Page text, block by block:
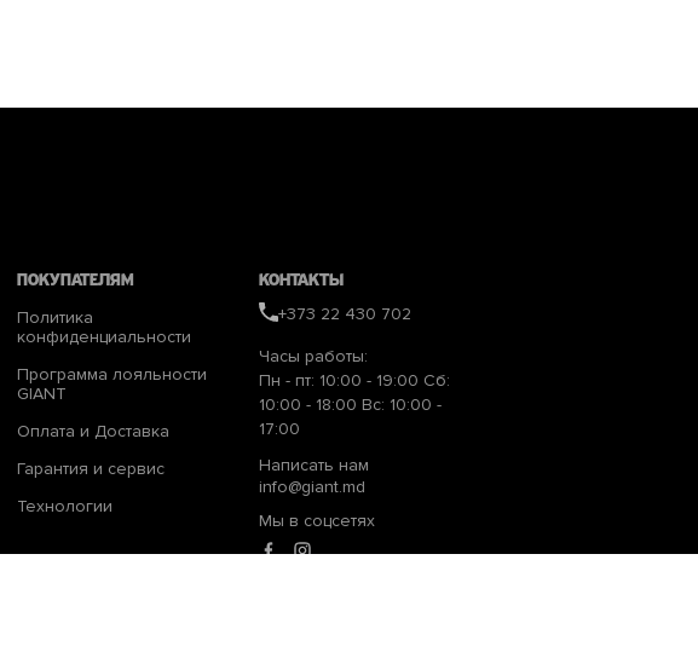
Покупателям
Политика
конфиденциальности
Программа лояльности
GIANT
Оплата и Доставка
Гарантия и сервис
Технологии
Контакты
+373 22 430 702
Часы работы:
Пн - пт: 10:00 - 19:00 Сб:
10:00 - 18:00 Вс: 10:00 -
17:00
Написать нам
info@giant.md
Мы в соцсетях